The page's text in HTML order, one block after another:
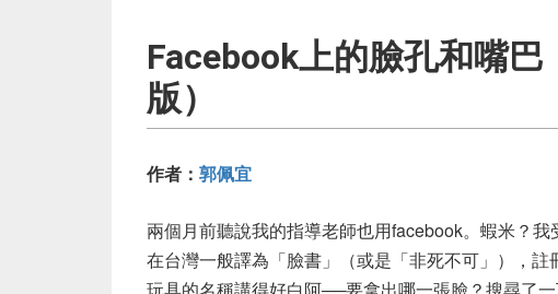
Facebook上的臉孔和嘴
版）
作者： 郭佩宜
兩個月前聽說我的指導老師也用facebook。蝦米？
在台灣一般譯為「臉書」（或是「非死不可」），